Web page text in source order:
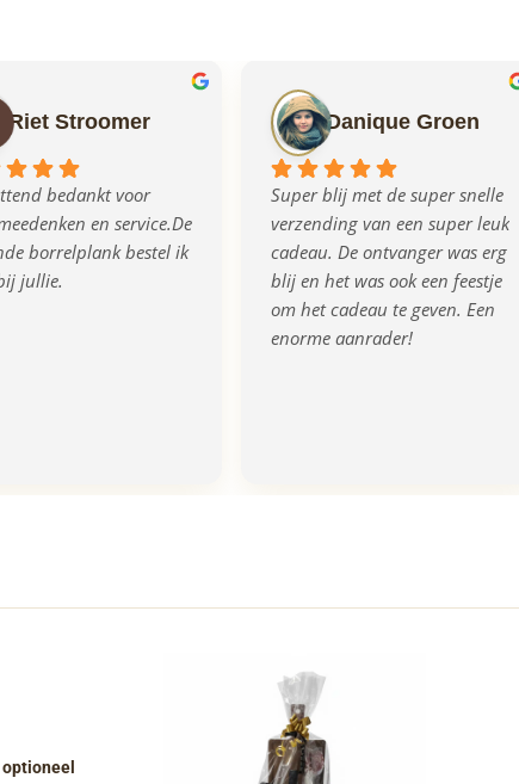
Riet Stroomer
bedankt voor
en service.De
borrelplank bestel ik
jullie.
Danique Groen
Super blij met de super snelle
verzending van een super leuk
cadeau. De ontvanger was erg
blij en het was ook een feestje
om het cadeau te geven. Een
enorme aanrader!
optioneel